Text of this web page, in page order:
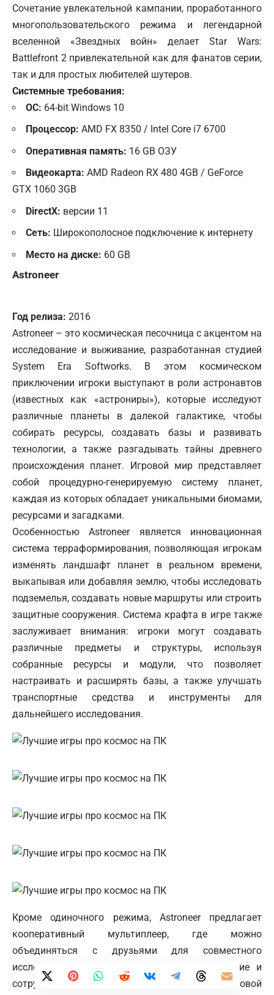
Сочетание увлекательной кампании, проработанного
многопользовательского режима и легендарной
вселенной «Звездных войн» делает Star Wars:
Battlefront 2 привлекательной как для фанатов серии,
так и для простых любителей шутеров.
Системные требования:
ОС: 64-bit Windows 10
Процессор: AMD FX 8350 / Intel Core i7 6700
Оперативная память: 16 GB ОЗУ
Видеокарта: AMD Radeon RX 480 4GB / GeForce
GTX 1060 3GB
DirectX: версии 11
Сеть: Широкополосное подключение к интернету
Место на диске: 60 GB
Astroneer
Год релиза: 2016
Astroneer – это космическая песочница с акцентом на
исследование и выживание, разработанная студией
System Era Softworks. В этом космическом
приключении игроки выступают в роли астронавтов
(известных как «астрониры»), которые исследуют
различные планеты в далекой галактике, чтобы
собирать ресурсы, создавать базы и развивать
технологии, а также разгадывать тайны древнего
происхождения планет. Игровой мир представляет
собой процедурно-генерируемую систему планет,
каждая из которых обладает уникальными биомами,
ресурсами и загадками.
Особенностью Astroneer является инновационная
система терраформирования, позволяющая игрокам
изменять ландшафт планет в реальном времени,
выкапывая или добавляя землю, чтобы исследовать
подземелья, создавать новые маршруты или строить
защитные сооружения. Система крафта в игре также
заслуживает внимания: игроки могут создавать
различные предметы и структуры, используя
собранные ресурсы и модули, что позволяет
настраивать и расширять базы, а также улучшать
транспортные средства и инструменты для
дальнейшего исследования.
Кроме одиночного режима, Astroneer предлагает
кооперативный мультиплеер, где можно
объединяться с друзьями для совместного
исследования и строительства. Взаимодействие и
сотрудничество значительно обогащают игровой